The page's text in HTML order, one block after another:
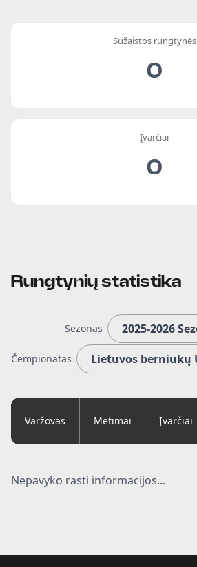
Sužaistos rungtynės
0
Įvarčiai
0
Rungtynių statistika
Sezonas
Čempionatas
Varžovas Metimai Įvarčiai
Nepavyko rasti informacijos...